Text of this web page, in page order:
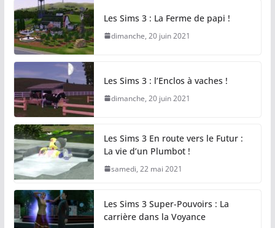
Les Sims 3 : La Ferme de papi !
dimanche, 20 juin 2021
Les Sims 3 : l’Enclos à vaches !
dimanche, 20 juin 2021
Les Sims 3 En route vers le Futur :
La vie d’un Plumbot !
samedi, 22 mai 2021
Les Sims 3 Super-Pouvoirs : La
carrière dans la Voyance